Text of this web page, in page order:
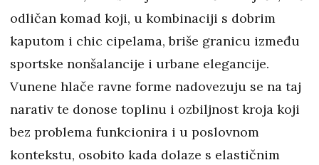
odličan komad koji, u kombinaciji s dobrim
kaputom i chic cipelama, briše granicu između
sportske nonšalancije i urbane elegancije.
Vunene hlače ravne forme nadovezuju se na taj
narativ te donose toplinu i ozbiljnost kroja koji
bez problema funkcionira i u poslovnom
kontekstu, osobito kada dolaze s elastičnim